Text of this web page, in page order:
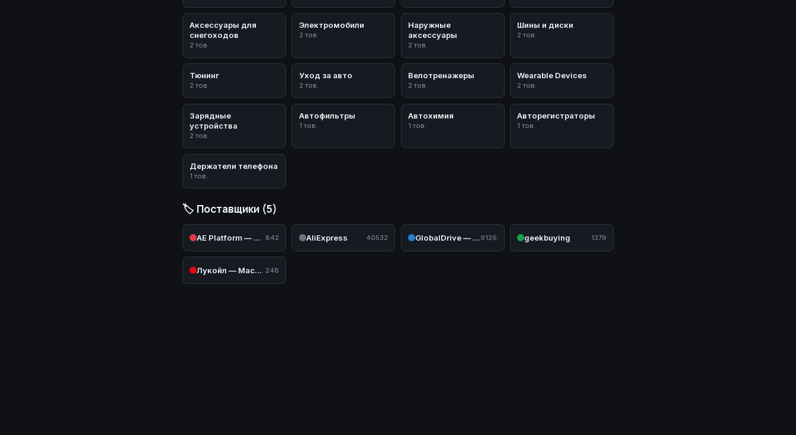
Аксессуары для
снегоходов
2 тов.
Электромобили
2 тов.
Наружные
аксессуары
2 тов.
Шины и диски
2 тов.
Тюнинг
2 тов.
Уход за авто
2 тов.
Велотренажеры
2 тов.
Wearable Devices
2 тов.
Зарядные
устройства
2 тов.
Автофильтры
1 тов.
Автохимия
1 тов.
Авторегистраторы
1 тов.
Держатели телефона
1 тов.
🏷️ Поставщики (5)
AE Platform — AliExpress (Авто) 842 AliExpress 40532 GlobalDrive — Садовая и силовая техника9126 geekbuying 1379
Лукойл — Масла и техжидкости 248